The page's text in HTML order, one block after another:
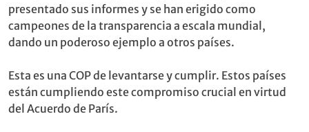
presentado sus informes y se han erigido como
campeones de la transparencia a escala mundial,
dando un poderoso ejemplo a otros países.
Esta es una COP de levantarse y cumplir. Estos países
están cumpliendo este compromiso crucial en virtud
del Acuerdo de París.